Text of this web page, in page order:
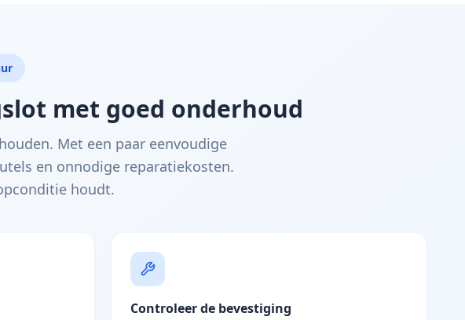
met goed onderhoud
Met een paar eenvoudige
en onnodige reparatiekosten.
houdt.
Controleer de bevestiging